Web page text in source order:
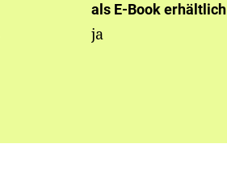
als E-Book erhältlich
ja